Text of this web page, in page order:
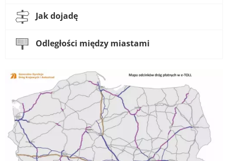
Jak dojadę
Odległości między miastami